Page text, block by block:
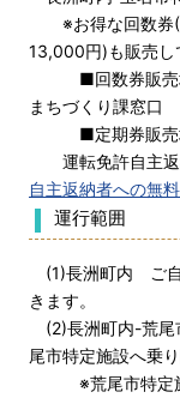
※お得な回数券
13,000円)も販売し
■回数券販売場
まちづくり課窓口
■定期券販売場
運転免許自主返
自主返納者への無
運行範囲
(1)長洲町内 ご自
きます。
(2)長洲町内-荒尾
尾市特定施設へ乗
※荒尾市特定施